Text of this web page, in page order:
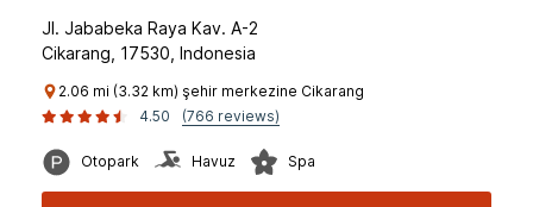
Jl. Jababeka Raya Kav. A-2
Cikarang, 17530, Indonesia
2.06 mi (3.32 km) şehir merkezine Cikarang
4.50
(766 reviews)
Otopark Havuz Spa